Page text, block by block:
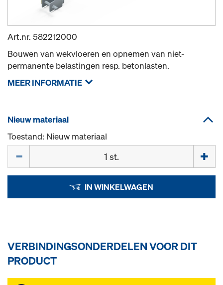
Art.nr. 582212000
Bouwen van wekvloeren en opnemen van niet-
permanente belastingen resp. betonlasten.
MEER INFORMATIE
Nieuw materiaal
Toestand: Nieuw materiaal
IN WINKELWAGEN
VERBINDINGSONDERDELEN VOOR DIT
PRODUCT